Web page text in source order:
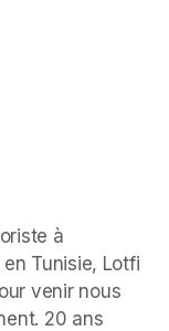
à
Tunisie, Lotfi
venir nous
20 ans